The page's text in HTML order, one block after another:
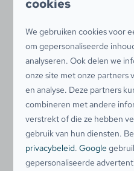
vakantiehuis. De
(ook overdekt),
terrasjes. Het hele jaar
verschillende
beachvolleybal
veemarkten en
in Schagen is iedere
op zondag zijn veel
Boodschappen doen?
verschillende grote
cookies
We gebruiken cookies voor
om gepersonaliseerde
analyseren. Ook delen we
onze site met onze partners
en analyse. Deze partners
combineren met andere
verstrekt of die ze hebben
gebruik van hun diensten.
privacybeleid.Google
gepersonaliseerde